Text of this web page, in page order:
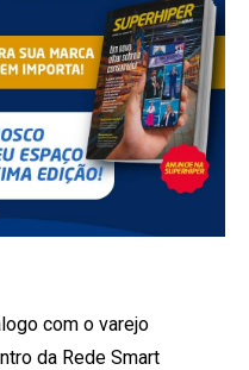
com o varejo
da Rede Smart